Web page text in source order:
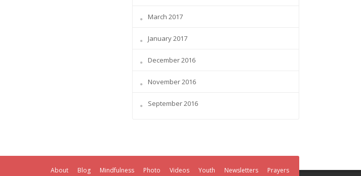
March 2017
January 2017
December 2016
November 2016
September 2016
About Blog Mindfulness Photo Videos Youth Newsletters Prayers